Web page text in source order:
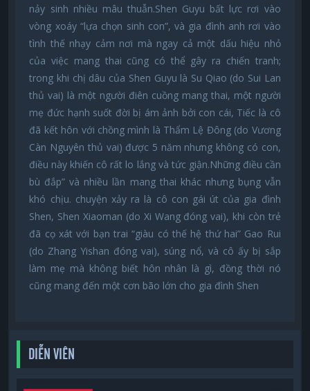
nảy sinh nhiều mâu thuẫn.Shen Guyu bất lực rơi vào
vòng xoáy “lựa chọn sinh con”, và gia đình anh rơi vào
tình thế nhạy cảm nơi mà ngay cả một dấu hiệu nhỏ
của việc mang thai cũng có thể gây ra chiến tranh;
trong khi chị dâu của Shen Guyu là Su Qiao (do Sui Lan
thủ vai) là một người điên cuồng mang thai, một người
mẹ đức hạnh suốt đời bị ám ảnh bởi con cái, Tiếc là cô
đã kết hôn với chồng mình là Thẩm Lệ Đông (do Vương
Càn Nguyên thủ vai) được 5 năm nhưng không có con,
điều này khiến cô rất lo lắng và tức giận.Những điều cần
bù đắp” và nhiều lần mang thai khác nhưng bụng vẫn
khó chịu. chuyện xảy ra là cô con gái út của gia đình
Shen, Shen Xiaoman (do Xi Wang đóng vai), khi còn trẻ
đã cọ xát với bạn trai “giàu có thế hệ thứ hai” Gao Rui
(do Zhang Yishan đóng vai), súng nổ, và cô ấy bị sắp
làm mẹ mà không biết hôn nhân là gì, đồng thời nó
cũng mang đến một cơn bão lớn cho gia đình Shen
DIỄN VIÊN